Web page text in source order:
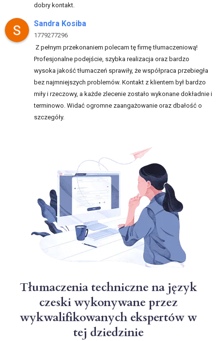
dobry kontakt.
Sandra Kosiba
1779277296
Z pełnym przekonaniem polecam tę firmę tłumaczeniową!
Profesjonalne podejście, szybka realizacja oraz bardzo
wysoka jakość tłumaczeń sprawiły, że współpraca przebiegła
bez najmniejszych problemów. Kontakt z klientem był bardzo
miły i rzeczowy, a każde zlecenie zostało wykonane dokładnie i
terminowo. Widać ogromne zaangażowanie oraz dbałość o
szczegóły.
Tłumaczenia techniczne na język
czeski wykonywane przez
wykwalifikowanych ekspertów w
tej dziedzinie